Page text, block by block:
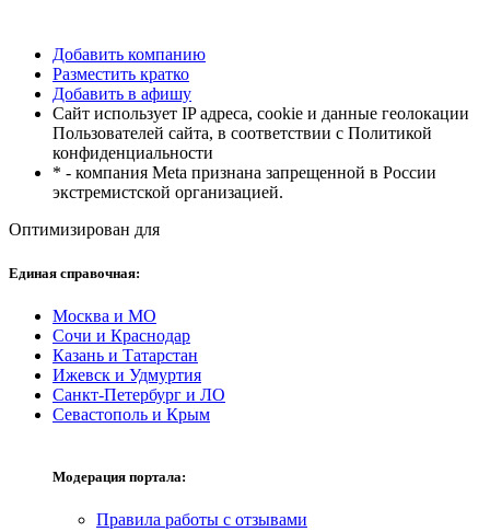
Добавить компанию
Разместить кратко
Добавить в афишу
Сайт использует IP адреса, cookie и данные геолокации
Пользователей сайта, в соответствии с Политикой
конфиденциальности
* - компания Meta признана запрещенной в России
экстремистской организацией.
Оптимизирован для
Единая справочная:
Москва и МО
Сочи и Краснодар
Казань и Татарстан
Ижевск и Удмуртия
Санкт-Петербург и ЛО
Севастополь и Крым
Модерация портала:
Правила работы с отзывами